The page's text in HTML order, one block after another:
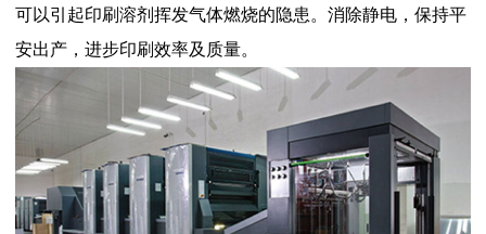
可以引起印刷溶剂挥发气体燃烧的隐患。消除静电，保持平
安出产，进步印刷效率及质量。